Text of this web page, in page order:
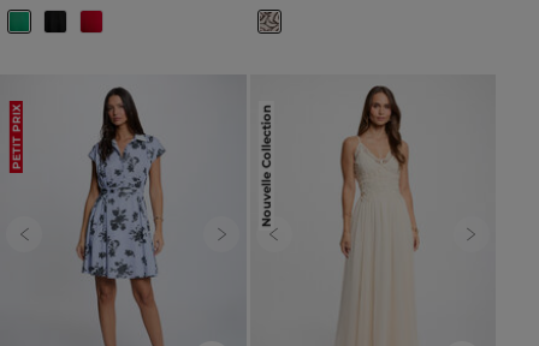
PETIT PRIX
Previous Next
Nouvelle Collection
Previous Next